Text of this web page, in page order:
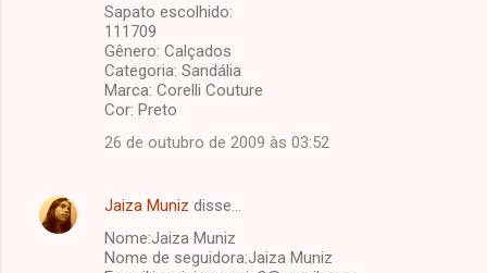
Sapato escolhido:
111709
Gênero: Calçados
Categoria: Sandália
Marca: Corelli Couture
Cor: Preto
26 de outubro de 2009 às 03:52
Jaiza Muniz disse…
Nome:Jaiza Muniz
Nome de seguidora:Jaiza Muniz